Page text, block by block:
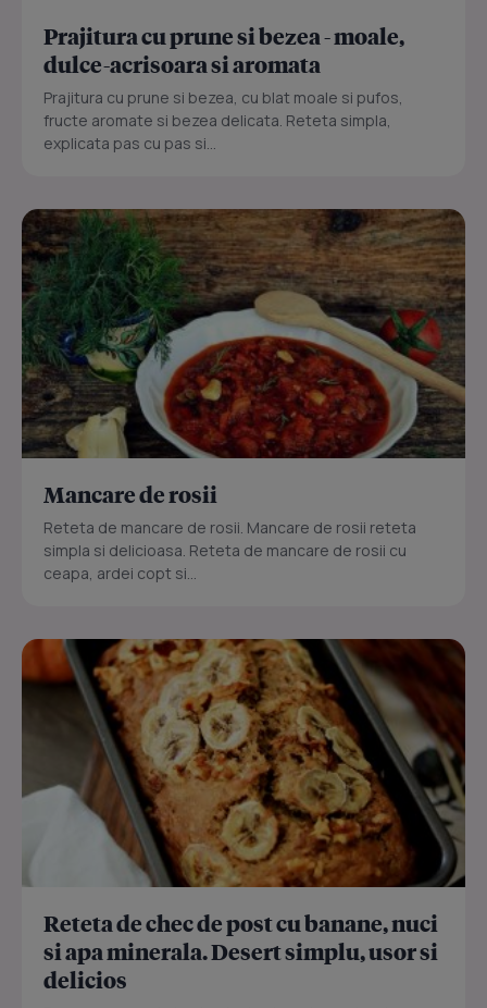
Prajitura cu prune si bezea - moale,
dulce-acrisoara si aromata
Prajitura cu prune si bezea, cu blat moale si pufos,
fructe aromate si bezea delicata. Reteta simpla,
explicata pas cu pas si...
Mancare de rosii
Reteta de mancare de rosii. Mancare de rosii reteta
simpla si delicioasa. Reteta de mancare de rosii cu
ceapa, ardei copt si...
Reteta de chec de post cu banane, nuci
si apa minerala. Desert simplu, usor si
delicios